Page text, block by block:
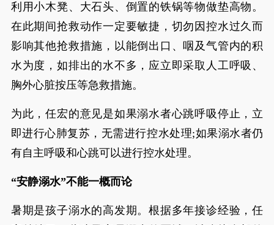
利用小木凳、大石头、倒置的铁锅等物做垫高物。
在此期间抢救动作一定要敏捷，切勿因控水过久而
影响其他抢救措施，以能倒出口、咽及气管内的积
水为度，如排出的水不多，应立即采取人工呼吸、
胸外心脏按压等急救措施。
为此，任宏的意见是如果溺水者心跳呼吸停止，立
即进行心肺复苏，无需进行控水处理;如果溺水者仍
有自主呼吸和心跳可以进行控水处理。
“安静溺水”不能一概而论
暑期是孩子溺水的高发期。根据多年接诊经验，任